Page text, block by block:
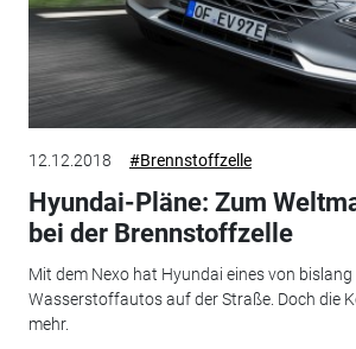
12.12.2018 #Brennstoffzelle
Hyundai-Pläne: Zum
bei der Brennstoffzelle
Mit dem Nexo hat Hyundai eines von
Wasserstoffautos auf der Straße. Doch die
mehr.